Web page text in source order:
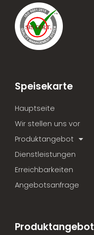
Speisekarte
Hauptseite
Wir stellen uns vor
Produktangebot
Dienstleistungen
Erreichbarkeiten
Angebotsanfrage
Produktangebot